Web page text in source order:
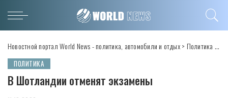
Новостной портал World News - политика, автомобили и отдых> Политика
ПОЛИТИКА
В Шотландии отменят экзамены